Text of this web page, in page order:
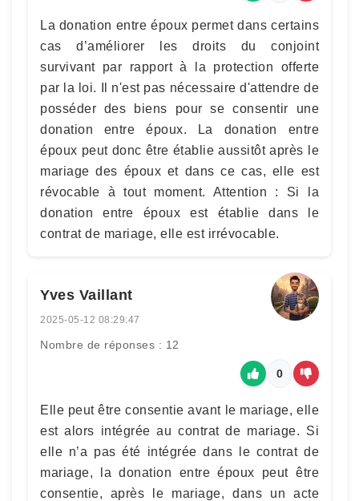
La donation entre époux permet dans certains
cas d’améliorer les droits du conjoint
survivant par rapport à la protection offerte
par la loi. Il n'est pas nécessaire d'attendre de
posséder des biens pour se consentir une
donation entre époux. La donation entre
époux peut donc être établie aussitôt après le
mariage des époux et dans ce cas, elle est
révocable à tout moment. Attention : Si la
donation entre époux est établie dans le
contrat de mariage, elle est irrévocable.
Yves Vaillant
2025-05-12 08:29:47
Nombre de réponses : 12
0
Elle peut être consentie avant le mariage, elle
est alors intégrée au contrat de mariage. Si
elle n’a pas été intégrée dans le contrat de
mariage, la donation entre époux peut être
consentie, après le mariage, dans un acte